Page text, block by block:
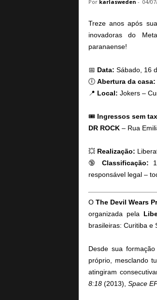
Por karlasweden - 04/
Treze anos após
inovadoras do
paranaense!
📅 Data: Sábado, 16
🕕 Abertura da casa:
📍 Local: Jokers –
🎟 Ingressos sem
DR ROCK– Rua
💥 Realização:
🔞 Classificação:
responsável legal –
O The Devil Wears
organizada pela
brasileiras: Curitiba e
Desde sua
próprio, mesclando
atingiram
8:18(2013), Space